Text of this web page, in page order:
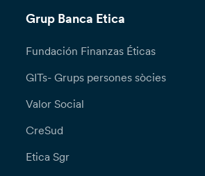
Grup Banca Etica
Fundación Finanzas Éticas
GITs- Grups persones sòcies
Valor Social
CreSud
Etica Sgr